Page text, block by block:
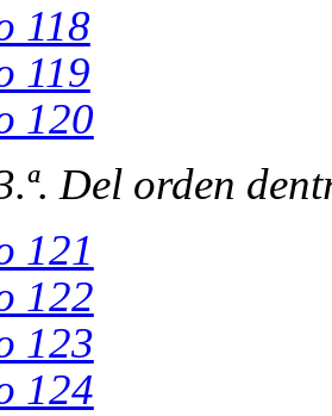
118
119
120
Del orden
121
122
123
124